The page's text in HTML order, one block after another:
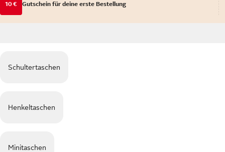
10 € Gutschein für deine erste Bestellung
Schultertaschen
Henkeltaschen
Minitaschen